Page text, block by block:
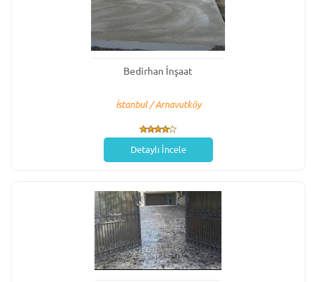
Bedirhan İnşaat
İstanbul / Arnavutköy
Detaylı İncele